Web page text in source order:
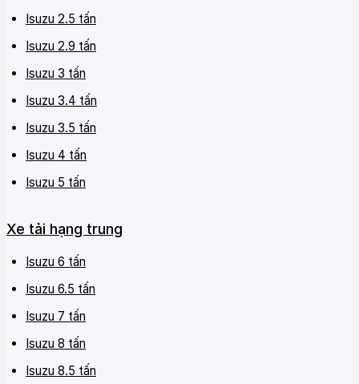
Isuzu 2.5 tấn
Isuzu 2.9 tấn
Isuzu 3 tấn
Isuzu 3.4 tấn
Isuzu 3.5 tấn
Isuzu 4 tấn
Isuzu 5 tấn
Xe tải hạng trung
Isuzu 6 tấn
Isuzu 6.5 tấn
Isuzu 7 tấn
Isuzu 8 tấn
Isuzu 8.5 tấn